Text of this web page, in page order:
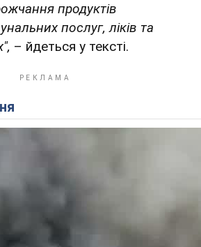
продуктів
послуг, ліків та
– йдеться у тексті.